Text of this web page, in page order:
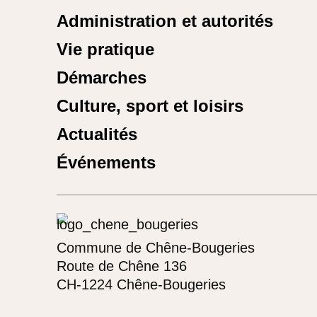
Administration et autorités
Vie pratique
Démarches
Culture, sport et loisirs
Actualités
Événements
Commune de Chêne-Bougeries
Route de Chêne 136
CH-1224 Chêne-Bougeries